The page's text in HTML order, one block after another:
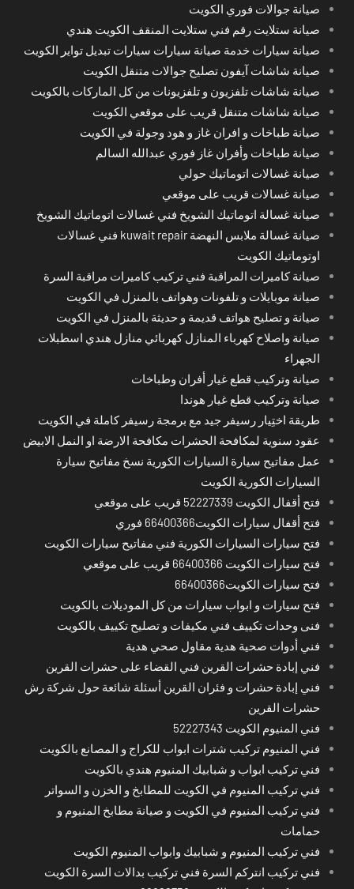
صيانة جوالات فوري الكويت
صيانة ستلايت رقم فني ستلايت المنقف الكويت هندي
صيانة سيارات خدمة صيانة سيارات سيارات تبديل تواير الكويت
صيانة شاشات آيفون تصليح جوالات متنقل الكويت
صيانة شاشات تلفزيون و تلفزيونات من كل الماركات بالكويت
صيانة شاشات متنقل قريب على موقعي الكويت
صيانة طباخات و افران غاز و هود وجولة في الكويت
صيانة طباخات وأفران غاز فوري عبدالله السالم
صيانة غسالات اتوماتيك حولي
صيانة غسالات قريب على موقعي
صيانة غسالة اتوماتيك الشويخ فني غسالات اتوماتيك الشويخ
صيانة غسالة ملابس النهضة kuwait repair فني غسالات
اوتوماتيك الكويت
صيانة كاميرات المراقبة فني تركيب كاميرات مراقبة السرة
صيانة موبايلات و تلفونات وهواتف بالمنزل في الكويت
صيانة و تصليح هواتف قديمة و حديثة بالمنزل في الكويت
صيانة واصلاح كهرباء المنازل كهربائي منازل هندي اسطبلات
الجهراء
صيانة وتركيب قطع غيار أفران وطباخات
صيانة وتركيب قطع غيار هوندا
طريقة اختِيار رسيفر جيد مع برمجة رسيفر كاملة في الكويت
عقود سنوية لمكافحة الحشرات مكافحة الارضة او النمل الابيض
عمل مفاتيح سيارة السيارات الكورية نسخ مفاتيح سيارة
السيارات الكورية الكويت
فتح أقفال الكويت 52227339 قريب على موقعي
فتح أقفال سيارات الكويت66400366 فوري
فتح سيارات السيارات الكورية فني مفاتيح سيارات الكويت
فتح سيارات الكويت 66400366 قريب على موقعي
فتح سيارات الكويت66400366
فتح سيارات و ابواب سيارات من كل الموديلات بالكويت
فنى وحدات تكييف فني مكيفات و تصليح تكييف بالكويت
فني أدوات صحية هدية مقاول صحي هدية
فني إبادة حشرات القرين فني القضاء على حشرات القرين
فني إبادة حشرات و فئران القرين أسئلة شائعة حول شركة رش
حشرات القرين
فني المنيوم الكويت 52227343
فني المنيوم تركيب شترات ابواب للكراج و المصانع بالكويت
فني تركيب ابواب و شبابيك المنيوم هندي بالكويت
فني تركيب المنيوم في الكويت للمطابخ و الخزن و السواتر
فني تركيب المنيوم في الكويت و صيانة مطابخ المنيوم و
حمامات
فني تركيب المنيوم و شبابيك وابواب المنيوم الكويت
فني تركيب انتركم السرة فني تركيب بدالات السرة الكويت